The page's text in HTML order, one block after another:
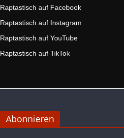
Raptastisch auf Facebook
Raptastisch auf Instagram
Raptastisch auf YouTube
Raptastisch auf TikTok
Abonnieren